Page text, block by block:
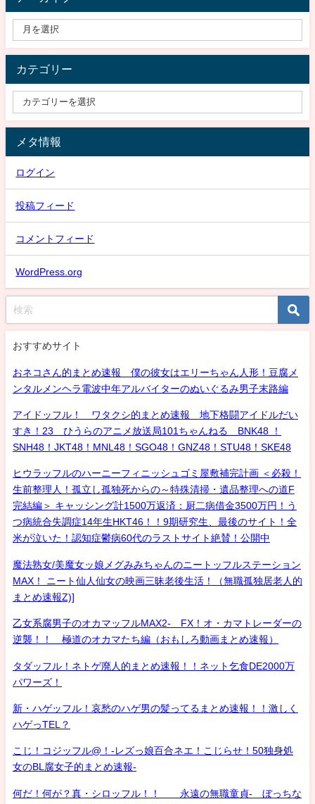
カテゴリー
メタ情報
ログイン
投稿フィード
コメントフィード
WordPress.org
おすすめサイト
おネコさん的まとめ速報 僕の彼女はエリーちゃん人形！豆腐メ
ンタルメンヘラ電波中年アルバイターのぬいぐるみ男子末路編
アイドッフル！ ワタクシ的まとめ速報 地下格闘アイドルだい
すき！23 ひうらのアニメ放送局101ちゃんねる BNK48 ！
SNH48！JKT48！MNL48！SGO48！GNZ48！STU48！SKE48
ヒウラッフルのハーニーフィニッシュゴミ屋敷補完計画 ＜必殺！
生前整理人！孤立し孤独死からの～特殊清掃・遺品整理への道F
完結編＞ キャッシング計1500万返済：厨二病借金3500万円！う
つ病統合失調症14年生HKT46！！9期研究生、最後のサイト！全
米が泣いた！認知症鬱病60代のラストサイト絶賛！公開中
魔法熟女/美魔女ッ娘メグみみちゃんのニートッフルステーション
MAX！ ニート仙人仙女の映画三昧老後生活！（無職孤独居老人的
まとめ速報Z)]
乙女系腐男子のオカマッフルMAX2- FX！オ・カマトレーダーの
逆襲！！ 極道のオカマたち編（おもしろ動画まとめ速報）
タダッフル！ネトゲ廃人的まとめ速報！！ネット乞食DE2000万
パワーズ！
新・ハゲッフル！哀愁のハゲ男の髪ってるまとめ速報！！激しく
ハゲっTEL？
こじ！コジッフル@！-レズっ娘百合ネエ！こじらせ！50独身処
女のBL腐女子的まとめ速報-
何だ！何が？真・シロッフル！！ 永遠の無職童貞- ぼっちな